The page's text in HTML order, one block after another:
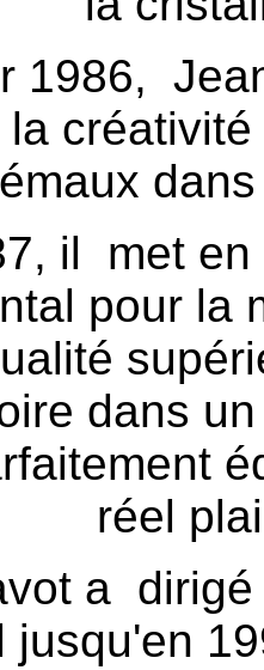
1986,
il met
pour la
dans
réel
a
jusqu'en